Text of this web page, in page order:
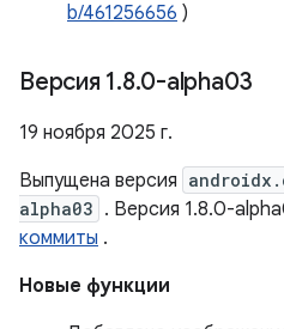
b/461256656 )
Версия 1.8.0-alpha03
19 ноября 2025 г.
Выпущена версия
alpha03 . Версия 1.8.0-
коммиты .
Новые функции